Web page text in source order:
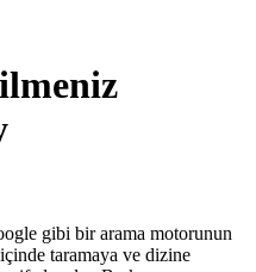
gibi bir arama motorunun
taramaya ve dizine